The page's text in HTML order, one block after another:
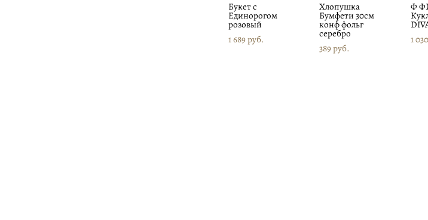
Букет с
Единорогом
розовый
1 689 pуб.
Хлопушка
Бумфети 30см
конф фольг
серебро
389 pуб.
Ф
1